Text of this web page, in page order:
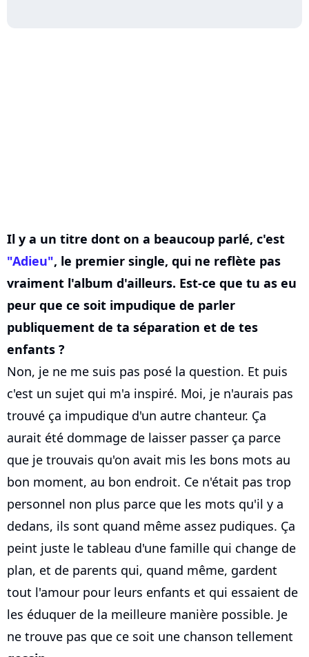
Il y a un titre dont on a beaucoup parlé, c'est
"Adieu", le premier single, qui ne reflète pas
vraiment l'album d'ailleurs. Est-ce que tu as eu
peur que ce soit impudique de parler
publiquement de ta séparation et de tes
enfants ?
Non, je ne me suis pas posé la question. Et puis
c'est un sujet qui m'a inspiré. Moi, je n'aurais pas
trouvé ça impudique d'un autre chanteur. Ça
aurait été dommage de laisser passer ça parce
que je trouvais qu'on avait mis les bons mots au
bon moment, au bon endroit. Ce n'était pas trop
personnel non plus parce que les mots qu'il y a
dedans, ils sont quand même assez pudiques. Ça
peint juste le tableau d'une famille qui change de
plan, et de parents qui, quand même, gardent
tout l'amour pour leurs enfants et qui essaient de
les éduquer de la meilleure manière possible. Je
ne trouve pas que ce soit une chanson tellement